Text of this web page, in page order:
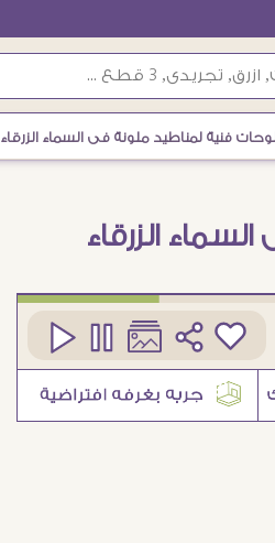
فنية لمناطيد ملونة فى السماء الزرقاء
الزرقاء
3